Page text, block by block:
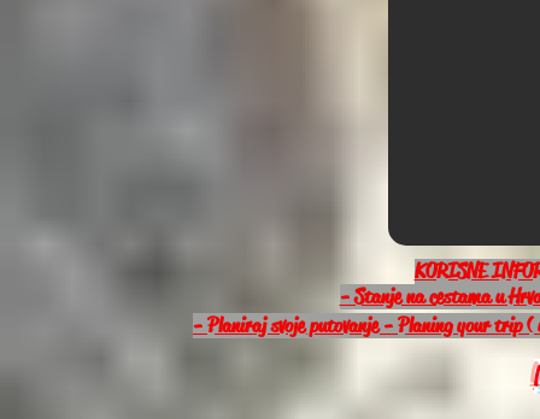
KORISNE
- Stanje na cestama u
- Planiraj svoje putovanje - Planing your trip